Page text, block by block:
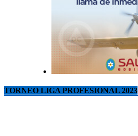
TORNEO LIGA PROFESIONAL 2023